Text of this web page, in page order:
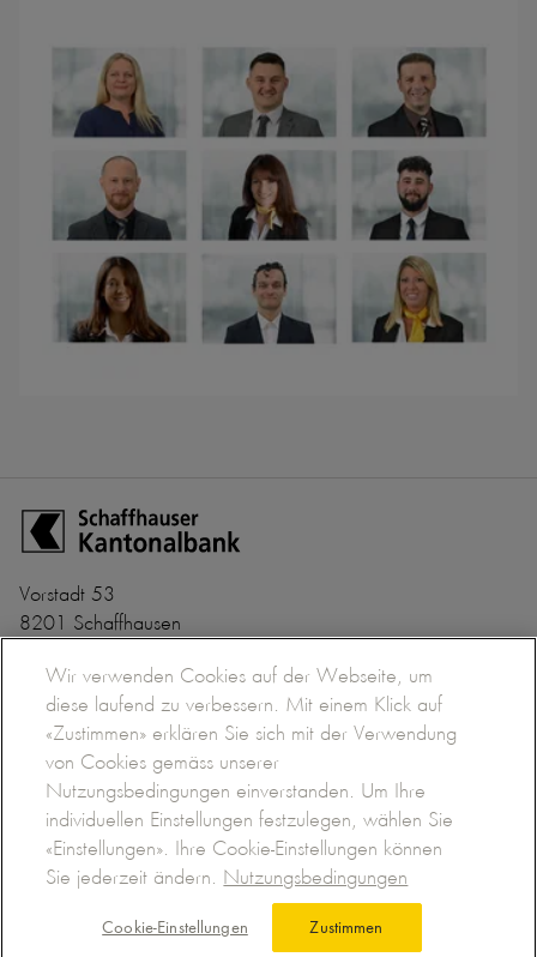
Vorstadt 53
8201 Schaffhausen
info@shkb.ch
BIC/SWIFT SHKBCH2S
DatenschutzerklärungImpressum Nutzungsbedingungen
Kontakt Menü Suche
Wir verwenden Cookies auf der Webseite, um
diese laufend zu verbessern. Mit einem Klick auf
«Zustimmen» erklären Sie sich mit der Verwendung
von Cookies gemäss unserer
Nutzungsbedingungen einverstanden. Um Ihre
individuellen Einstellungen festzulegen, wählen Sie
«Einstellungen». Ihre Cookie-Einstellungen können
Sie jederzeit ändern. Nutzungsbedingungen
Cookie-Einstellungen Zustimmen